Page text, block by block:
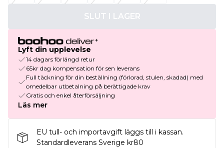
SLUT I LAGER
Lyft din upplevelse
14 dagars förlängd retur
65kr dag kompensation för sen leverans
Full täckning för din beställning (förlorad, stulen, skadad) med
omedelbar utbetalning på berättigade krav
Gratis och enkel återförsäljning
Läs mer
EU tull- och importavgift läggs till i kassan.
Standardleverans Sverige kr80